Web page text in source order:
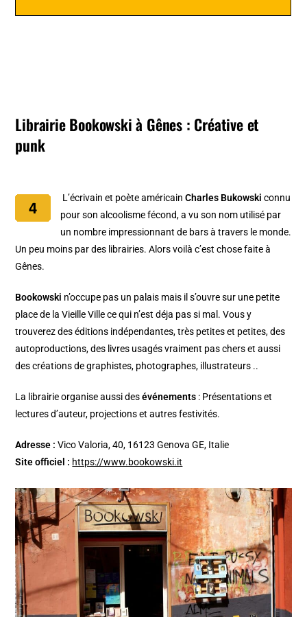
Librairie Bookowski à Gênes : Créative et
punk
L’écrivain et poète américainCharles Bukowski connu
pour son alcoolisme fécond, a vu son nom utilisé par
un nombre impressionnant de bars à travers le monde.
Un peu moins par des librairies. Alors voilà c’est chose faite à
Gênes.
Bookowski n’occupe pas un palais mais il s’ouvre sur une petite
place de la Vieille Ville ce qui n’est déja pas si mal. Vous y
trouverez des éditions indépendantes, très petites et petites, des
autoproductions, des livres usagés vraiment pas chers et aussi
des créations de graphistes, photographes, illustrateurs ..
La librairie organise aussi desévénements : Présentations et
lectures d’auteur, projections et autres festivités.
Adresse : Vico Valoria, 40, 16123 Genova GE, Italie
Site officiel : https://www.bookowski.it